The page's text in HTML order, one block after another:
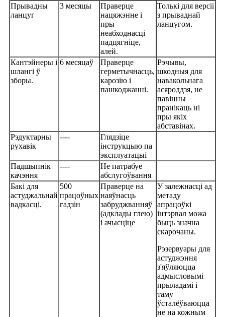
Прывадны
ланцуг
3 месяцы
Праверце
нацяжэнне і
пры
неабходнасці
падцягніце,
алей.
Толькі для версіі
з прываднай
ланцугом.
Кантэйнеры і
шлангі ў
зборы.
6 месяцаў
Праверце
герметычнасць,
карозію і
пашкоджанні.
Рэчывы,
шкодныя для
навакольнага
асяроддзя, не
павінны
пранікаць ні
пры якіх
абставінах.
Рэдуктарны
рухавік
----
Глядзіце
інструкцыю па
эксплуатацыі
Падшыпнік
качэння
----
Не патрабуе
абслугоўвання
Бакі для
астуджальнай
вадкасці.
500
працоўных
гадзін
Праверце на
наяўнасць
забруджванняў
(адклады глею)
і ачысціце
У залежнасці ад
метаду
апрацоўкі
інтэрвал можа
быць значна
скарочаны.
Рэзервуары для
астуджэння
з'яўляюцца
адмысловымі
прыладамі і
таму
ўсталёўваюцца
не на кожным